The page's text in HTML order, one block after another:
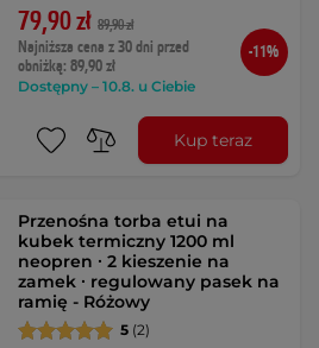
79,90 zł 89,90 zł
Najniższa cena z 30 dni przed
obniżką: 89,90 zł
Dostępny – 10.8. u Ciebie
-11%
Kup teraz
Przenośna torba etui na
kubek termiczny 1200 ml
neopren ∙ 2 kieszenie na
zamek ∙ regulowany pasek na
ramię - Różowy
5 (2)